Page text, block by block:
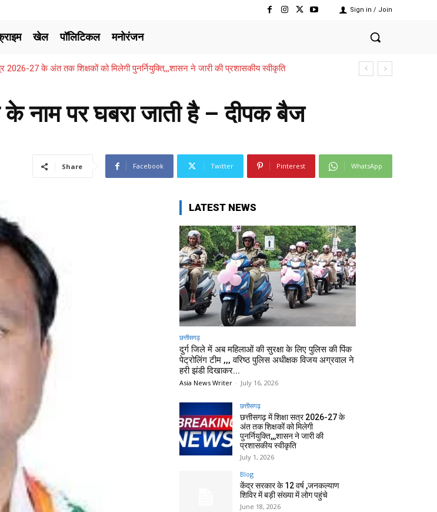
Sign in / Join
खेल पॉलिटिकल मनोरंजन
2026-27 के अंत तक शिक्षकों को मिलेगी पुनर्नियुक्ति,,,शासन ने जारी की प्रशासकीय स्वीकृति
के नाम पर घबरा जाती है – दीपक बैज
Share Facebook Twitter Pinterest WhatsApp
LATEST NEWS
छत्तीसगढ़
दुर्ग जिले में अब महिलाओं की सुरक्षा के लिए पुलिस की पिंक
पेट्रोलिंग टीम ,,, वरिष्ठ पुलिस अधीक्षक विजय अग्रवाल ने
हरी झंडी दिखाकर...
Asia News Writer - July 16, 2026
छत्तीसगढ़
छत्तीसगढ़ में शिक्षा सत्र 2026-27 के
अंत तक शिक्षकों को मिलेगी
पुनर्नियुक्ति,,,शासन ने जारी की
प्रशासकीय स्वीकृति
July 1, 2026
Blog
केंद्र सरकार के 12 वर्ष ,जनकल्याण
शिविर में बड़ी संख्या में लोग पहुंचे
June 18, 2026